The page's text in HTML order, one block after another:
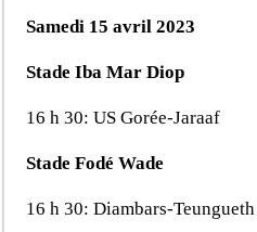
Samedi 15 avril 2023
Stade Iba Mar Diop
16 h 30: US Gorée-Jaraaf
Stade Fodé Wade
16 h 30: Diambars-